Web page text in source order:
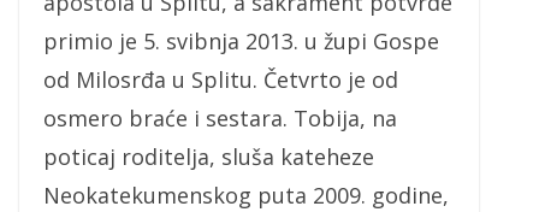
primio je 5. svibnja 2013. u župi Gospe
od Milosrđa u Splitu. Četvrto je od
osmero braće i sestara. Tobija, na
poticaj roditelja, sluša kateheze
Neokatekumenskog puta 2009. godine,